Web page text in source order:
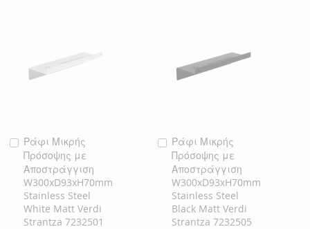
ΕΠΙΘΥΜΙΏΝ
ΕΠΙΘΥΜΙΏΝ
Ράφι Μικρής
Πρόσοψης με
Αποστράγγιση
W300xD93xH70mm
Stainless Steel
White Matt Verdi
Strantza 7232501
Προσθήκη
στο
Καλάθι
Ράφι Μικρής
Πρόσοψης με
Αποστράγγιση
W300xD93xH70mm
Stainless Steel
Black Matt Verdi
Strantza 7232505
Προσθήκη
στο
Καλάθι